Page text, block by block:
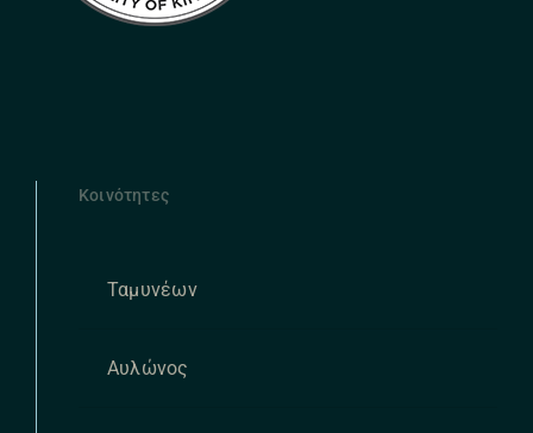
Κοινότητες
Ταμυνέων
Αυλώνος